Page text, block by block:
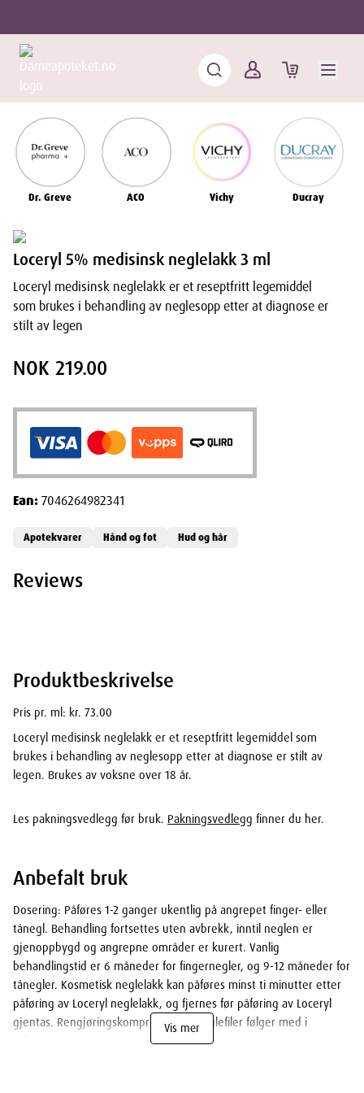
Dr. Greve ACO Vichy Ducray
Produktbeskrivelse
Pris pr. ml: kr. 73.00
Loceryl medisinsk neglelakk er et reseptfritt legemiddel som
brukes i behandling av neglesopp etter at diagnose er stilt av
legen. Brukes av voksne over 18 år.
Les pakningsvedlegg før bruk. Pakningsvedlegg finner du her.
Anbefalt bruk
Dosering: Påføres 1-2 ganger ukentlig på angrepet finger- eller
tånegl. Behandling fortsettes uten avbrekk, inntil neglen er
gjenoppbygd og angrepne områder er kurert. Vanlig
behandlingstid er 6 måneder for fingernegler, og 9-12 måneder for
tånegler. Kosmetisk neglelakk kan påføres minst ti minutter etter
påføring av Loceryl neglelakk, og fjernes før påføring av Loceryl
gjentas. Rengjøringskompresser og neglefiler følger med i
Vis mer
Loceryl 5% medisinsk neglelakk 3 ml
Loceryl medisinsk neglelakk er et reseptfritt legemiddel
som brukes i behandling av neglesopp etter at diagnose er
stilt av legen
NOK 219.00
Ean:7046264982341
Apotekvarer Hånd og fot Hud og hår
Reviews